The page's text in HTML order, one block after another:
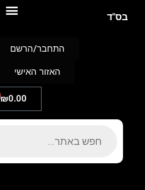
בס"ד
₪0.00
התחבר/הרשם
האזור האישי